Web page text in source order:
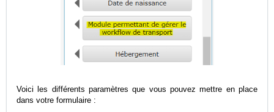
Voici les différents paramètres que vous pouvez mettre en place
dans votre formulaire :